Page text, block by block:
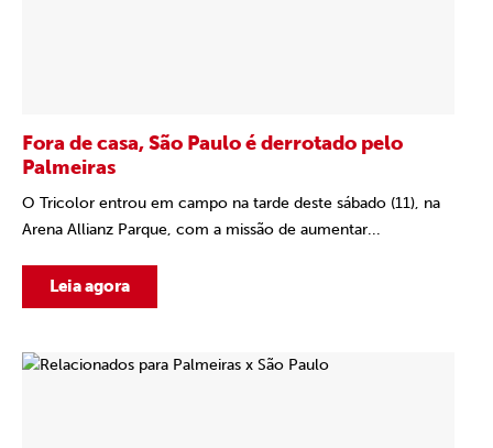
Fora de casa, São Paulo é derrotado pelo
Palmeiras
O Tricolor entrou em campo na tarde deste sábado (11), na
Arena Allianz Parque, com a missão de aumentar...
Leia agora